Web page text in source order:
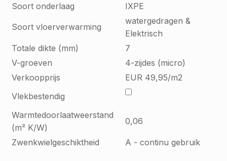
Soort onderlaag
IXPE
Soort vloerverwarming
watergedragen &
Elektrisch
Totale dikte (mm)
7
V-groeven
4-zijdes (micro)
Verkoopprijs
EUR 49,95/m2
Vlekbestendig
Warmtedoorlaatweerstand
(m² K/W)
0,06
Zwenkwielgeschiktheid A - continu gebruik